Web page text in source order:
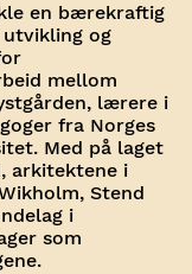
en bærekraftig
og
mellom
lærere i
fra Norges
Med på laget
arkitektene i
Stend
i
som